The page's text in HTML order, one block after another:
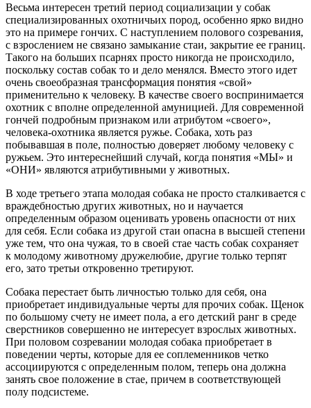
Весьма интересен третий период социализации у собак
специализированных охотничьих пород, особенно ярко видно
это на примере гончих. С наступлением полового созревания,
с взрослением не связано замыкание стаи, закрытие ее границ.
Такого на больших псарнях просто никогда не происходило,
поскольку состав собак то и дело менялся. Вместо этого идет
очень своеобразная трансформация понятия «свой»
применительно к человеку. В качестве своего воспринимается
охотник с вполне определенной амуницией. Для современной
гончей подробным признаком или атрибутом «своего»,
человека-охотника является ружье. Собака, хоть раз
побывавшая в поле, полностью доверяет любому человеку с
ружьем. Это интереснейший случай, когда понятия «МЫ» и
«ОНИ» являются атрибутивными у животных.
В ходе третьего этапа молодая собака не просто сталкивается с
враждебностью других животных, но и научается
определенным образом оценивать уровень опасности от них
для себя. Если собака из другой стаи опасна в высшей степени
уже тем, что она чужая, то в своей стае часть собак сохраняет
к молодому животному дружелюбие, другие только терпят
его, зато третьи откровенно третируют.
Собака перестает быть личностью только для себя, она
приобретает индивидуальные черты для прочих собак. Щенок
по большому счету не имеет пола, а его детский ранг в среде
сверстников совершенно не интересует взрослых животных.
При половом созревании молодая собака приобретает в
поведении черты, которые для ее соплеменников четко
ассоциируются с определенным полом, теперь она должна
занять свое положение в стае, причем в соответствующей
полу подсистеме.